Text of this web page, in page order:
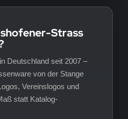
Strass
Deutschland seit 2007 –
von der Stange
Vereinslogos und
statt Katalog-